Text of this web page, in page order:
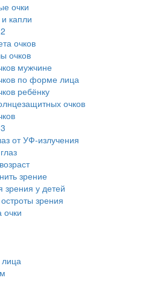
очки
капли
очков
очков
мужчине
по форме лица
ребёнку
очков
от УФ-излучения
зрение
зрения у детей
зрения
очки